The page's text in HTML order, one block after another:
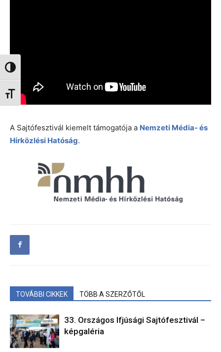
Nagy kontraszt váltása
Betűméret váltása
A Sajtófesztivál kiemelt támogatója a Nemzeti Média- és
Hírközlési Hatóság.
TOVÁBBI CIKKEK TÖBB A SZERZŐTŐL
33. Országos Ifjúsági Sajtófesztivál –
képgaléria